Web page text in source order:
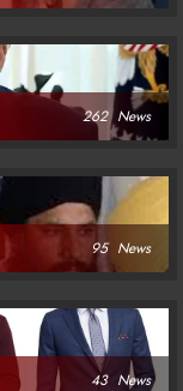
262 News
95 News
43 News